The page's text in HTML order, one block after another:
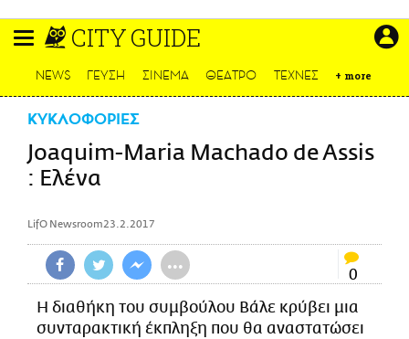
περιεχόμενο
CITY GUIDE
LIFO SHOP
NEWSLETTER
ΕΙΔΗΣΕΙΣ
CULTURE
ΑΠΟΨΕΙΣ
ΤΡΟΠΟΣ ΖΩΗΣ
PODCASTS
NEWS ΓΕΥΣΗ ΣΙΝΕΜΑ ΘΕΑΤΡΟ ΤΕΧΝΕΣ + more
ΚΥΚΛΟΦΟΡΙΕΣ
Joaquim-Maria Machado de Assis
: Ελένα
LifO Newsroom23.2.2017
•••
0
Η διαθήκη του συμβούλου Βάλε κρύβει μια
συνταρακτική έκπληξη που θα αναστατώσει